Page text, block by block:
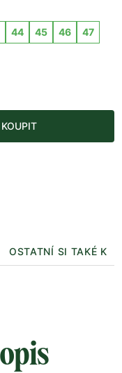
44 45 46
47
KOUPIT
OSTATNÍ SI TAKÉ